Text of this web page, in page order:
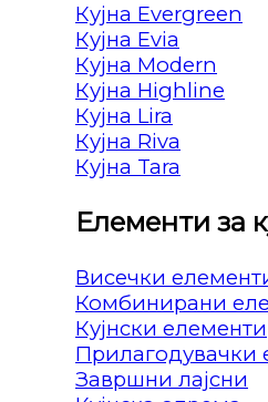
Кујна Evergreen
Кујна Evia
Кујна Modern
Кујна Highline
Кујна Lira
Кујна Riva
Кујна Tara
Елементи за
Висечки
Комбинирани
Кујнски елементи
Прилагодувачки
Завршни лајсни